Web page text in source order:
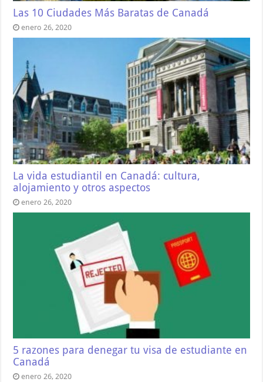
Las 10 Ciudades Más Baratas de Canadá
enero 26, 2020
La vida estudiantil en Canadá: cultura,
alojamiento y otros aspectos
enero 26, 2020
5 razones para denegar tu visa de estudiante en
Canadá
enero 26, 2020